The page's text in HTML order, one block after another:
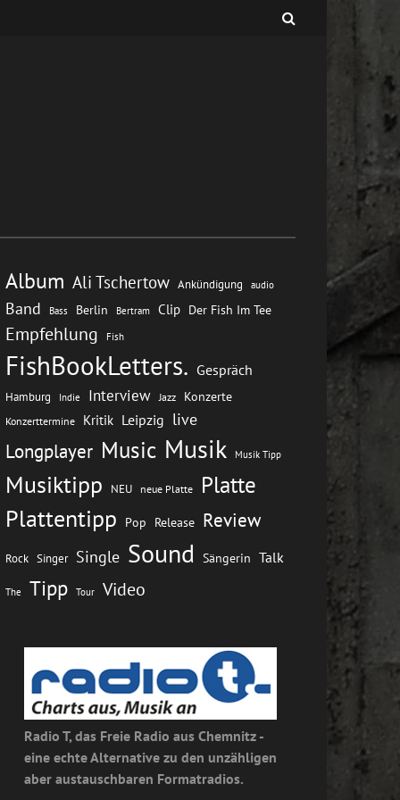
Album Ali Tschertow Ankündigung audio
Band Bass Berlin Bertram Clip Der Fish Im Tee
Empfehlung Fish
FishBookLetters. Gespräch
Hamburg Indie Interview Jazz Konzerte
Konzerttermine Kritik Leipzig live
Longplayer Music Musik Musik Tipp
Musiktipp NEU neue Platte Platte
Plattentipp Pop Release Review
Rock Singer Single Sound Sängerin Talk
The Tipp Tour Video
Radio T, das Freie Radio aus Chemnitz -
eine echte Alternative zu den unzähligen
aber austauschbaren Formatradios.